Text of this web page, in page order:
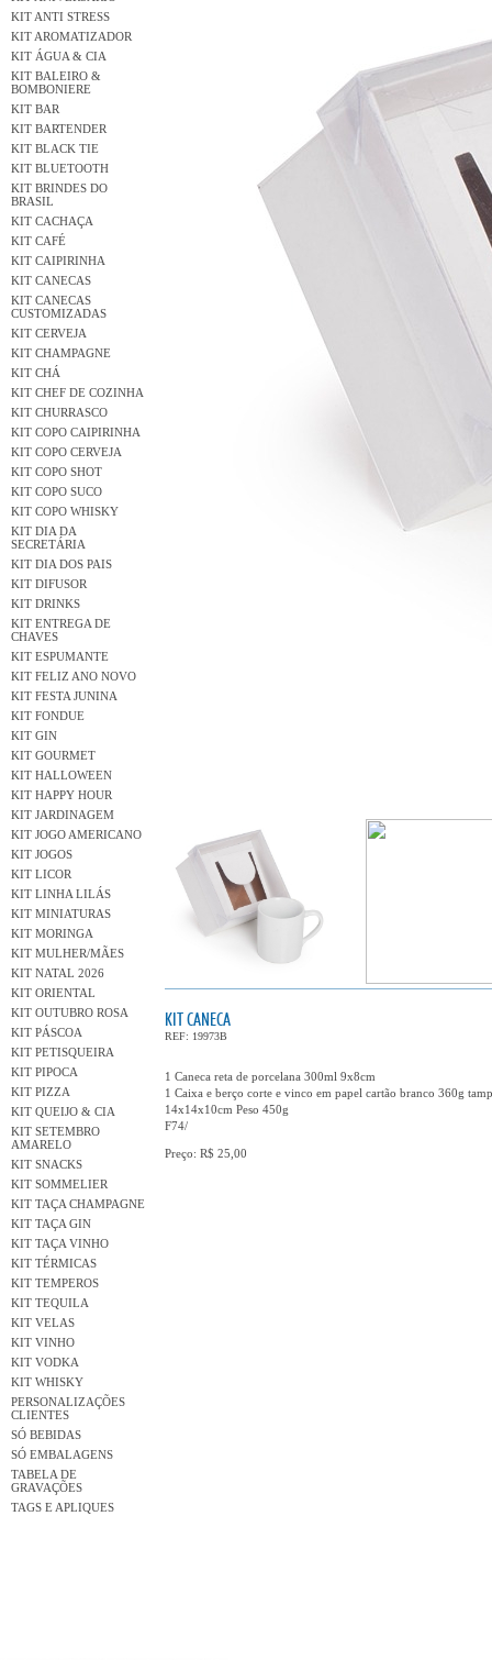
KIT ANTI STRESS
KIT AROMATIZADOR
KIT ÁGUA & CIA
KIT BALEIRO &
BOMBONIERE
KIT BAR
KIT BARTENDER
KIT BLACK TIE
KIT BLUETOOTH
KIT BRINDES DO
BRASIL
KIT CACHAÇA
KIT CAFÉ
KIT CAIPIRINHA
KIT CANECAS
KIT CANECAS
CUSTOMIZADAS
KIT CERVEJA
KIT CHAMPAGNE
KIT CHÁ
KIT CHEF DE COZINHA
KIT CHURRASCO
KIT COPO CAIPIRINHA
KIT COPO CERVEJA
KIT COPO SHOT
KIT COPO SUCO
KIT COPO WHISKY
KIT DIA DA
SECRETÁRIA
KIT DIA DOS PAIS
KIT DIFUSOR
KIT DRINKS
KIT ENTREGA DE
CHAVES
KIT ESPUMANTE
KIT FELIZ ANO NOVO
KIT FESTA JUNINA
KIT FONDUE
KIT GIN
KIT GOURMET
KIT HALLOWEEN
KIT HAPPY HOUR
KIT JARDINAGEM
KIT JOGO AMERICANO
KIT JOGOS
KIT LICOR
KIT LINHA LILÁS
KIT MINIATURAS
KIT MORINGA
KIT MULHER/MÃES
KIT NATAL 2026
KIT ORIENTAL
KIT OUTUBRO ROSA
KIT PÁSCOA
KIT PETISQUEIRA
KIT PIPOCA
KIT PIZZA
KIT QUEIJO & CIA
KIT SETEMBRO
AMARELO
KIT SNACKS
KIT SOMMELIER
KIT TAÇA CHAMPAGNE
KIT TAÇA GIN
KIT TAÇA VINHO
KIT TÉRMICAS
KIT TEMPEROS
KIT TEQUILA
KIT VELAS
KIT VINHO
KIT VODKA
KIT WHISKY
PERSONALIZAÇÕES
CLIENTES
SÓ BEBIDAS
SÓ EMBALAGENS
TABELA DE
GRAVAÇÕES
TAGS E APLIQUES
KIT CANECA
REF: 19973B
1 Caneca reta de porcelana 300ml 9x8cm
1 Caixa e berço corte e vinco em papel cartão branco 360g
14x14x10cm Peso 450g
F74/
Preço: R$ 25,00